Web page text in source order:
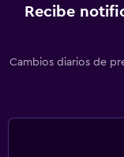
Recibe
Cambios diarios de